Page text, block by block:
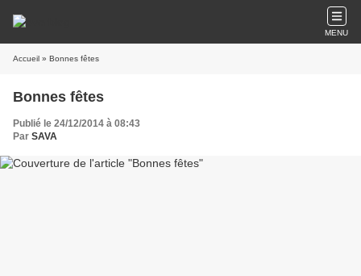
MENU
Accueil » Bonnes fêtes
Bonnes fêtes
Publié le 24/12/2014 à 08:43
Par SAVA